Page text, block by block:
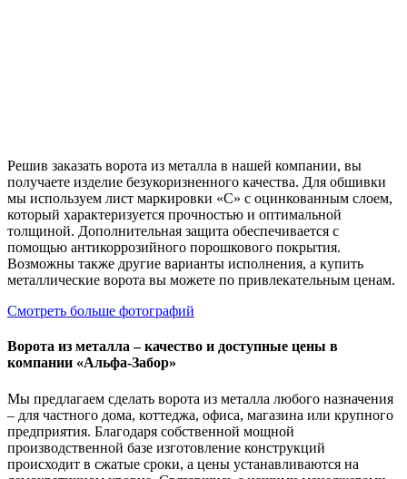
Решив заказать ворота из металла в нашей компании, вы
получаете изделие безукоризненного качества. Для обшивки
мы используем лист маркировки «С» с оцинкованным слоем,
который характеризуется прочностью и оптимальной
толщиной. Дополнительная защита обеспечивается с
помощью антикоррозийного порошкового покрытия.
Возможны также другие варианты исполнения, а купить
металлические ворота вы можете по привлекательным ценам.
Смотреть больше фотографий
Ворота из металла – качество и доступные цены в
компании «Альфа-Забор»
Мы предлагаем сделать ворота из металла любого назначения
– для частного дома, коттеджа, офиса, магазина или крупного
предприятия. Благодаря собственной мощной
производственной базе изготовление конструкций
происходит в сжатые сроки, а цены устанавливаются на